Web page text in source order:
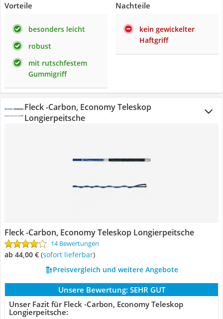
Vorteile
besonders leicht
robust
mit rutschfestem
Gummigriff
Nachteile
kein gewickelter
Haftgriff
Fleck -Carbon, Economy Teleskop
Longierpeitsche
Fleck -Carbon, Economy Teleskop Longierpeitsche
14 Bewertungen
ab 44,00 € ( Sofort lieferbar)
Preisvergleich und weitere Angebote
Unsere Bewertung: SEHR GUT
Unser Fazit für Fleck -Carbon, Economy Teleskop
Longierpeitsche: